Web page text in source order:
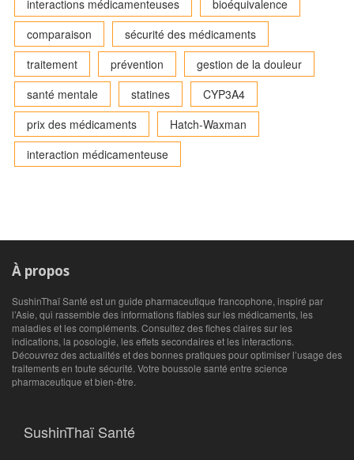
interactions médicamenteuses
bioéquivalence
comparaison
sécurité des médicaments
traitement
prévention
gestion de la douleur
santé mentale
statines
CYP3A4
prix des médicaments
Hatch-Waxman
interaction médicamenteuse
À propos
SushinThaï Santé est un guide pharmaceutique francophone, inspiré par
l’Asie, qui rassemble des informations fiables sur les médicaments, les
maladies et les compléments. Consultez des fiches claires sur les
indications, la posologie, les effets secondaires et les interactions.
Découvrez des actualités et des bonnes pratiques pour optimiser l’usage des
traitements en toute sécurité. Votre boussole santé entre science
pharmaceutique et bien‑être.
SushinThaï Santé